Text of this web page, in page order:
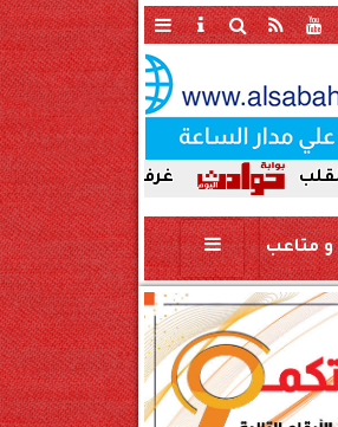
غرفة الأزمات بسوهاج: لا تأثير
و متاعب